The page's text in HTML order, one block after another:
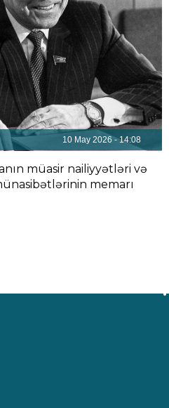
10 May 2026 - 14:08
müasir nailiyyətləri və
memarı